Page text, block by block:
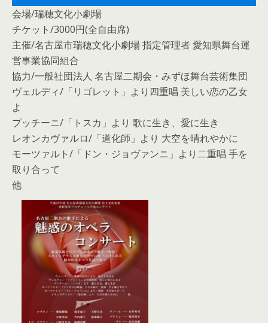
会場/瑞穂文化小劇場
チケット/3000円(全自由席)
主催/名古屋市瑞穂文化小劇場 指定管理者 愛知県舞台運
営事業協同組合
協力/一般社団法人 名古屋二期会・みずほ舞台芸術集団
ヴェルディ/「リゴレット」より四重唱 美しい恋の乙女
よ
プッチーニ/「トスカ」より 歌に生き、愛に生き
レオンカヴァルロ/「道化師」より 大空を晴れやかに
モーツァルト/「ドン・ジョヴァンニ」より二重唱 手を
取り合って
他